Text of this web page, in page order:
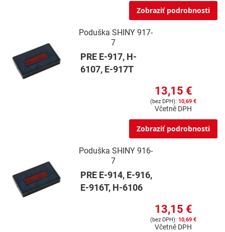
Zobraziť podrobnosti
Poduška SHINY 917-
7
PRE E-917, H-
6107, E-917T
13,15 €
10,69 €
Včetně DPH
Zobraziť podrobnosti
Poduška SHINY 916-
7
PRE E-914, E-916,
E-916T, H-6106
13,15 €
10,69 €
Včetně DPH